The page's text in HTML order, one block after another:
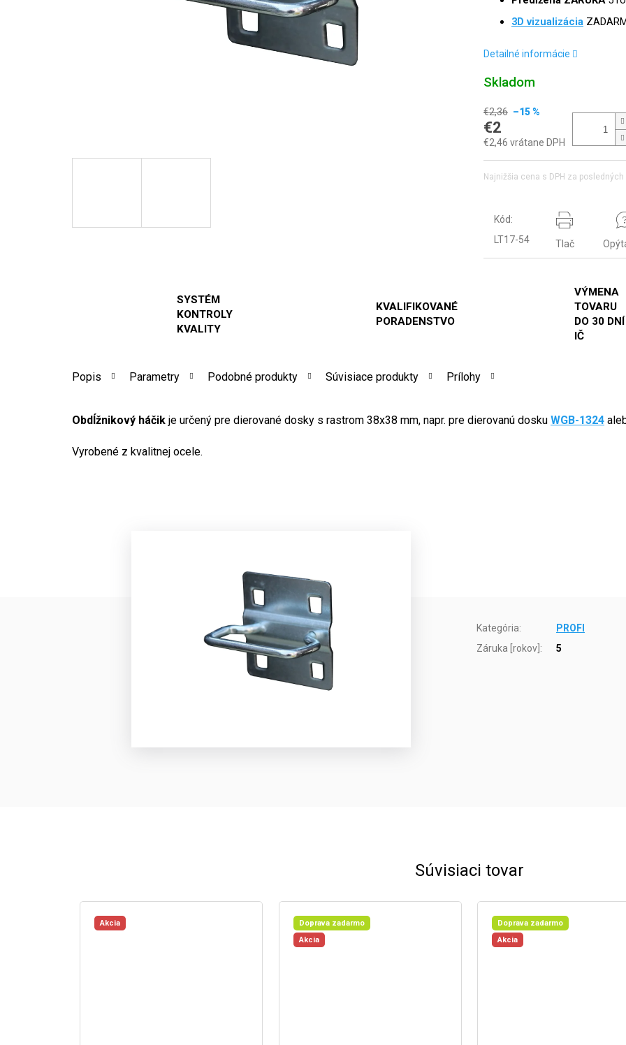
3D vizualizácia
Detailné informácie
Skladom
€2,36 –15 %
€2
€2,46 vrátane DPH
Najnižšia cena s DPH za posledných
Kód:
LT17-54
Tlač
KVALIFIKOVANÉ
PORADENSTVO
VÝMENA
TOVARU
DO 30
IČ
SYSTÉM
KONTROLY
KVALITY
Popis Parametry Podobné produkty Súvisiace produkty Prílohy
Obdĺžnikový háčik je určený pre dierované dosky s rastrom 38x38 mm, napr. pre dierovanú dosku WGB-1324
Vyrobené z kvalitnej ocele.
Kategória:
PROFI
Záruka [rokov] : 5
Súvisiaci tovar
Akcia
Doprava zadarmo
Akcia
Doprava zadarmo
Akcia